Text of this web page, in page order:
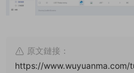
原文鏈接：
https://